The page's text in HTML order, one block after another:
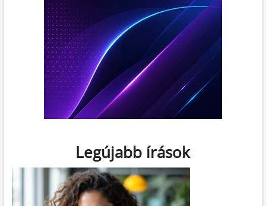
Legújabb írások